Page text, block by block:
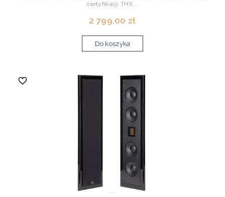
certyfikacji THX...
2 799,00 zł
Do koszyka